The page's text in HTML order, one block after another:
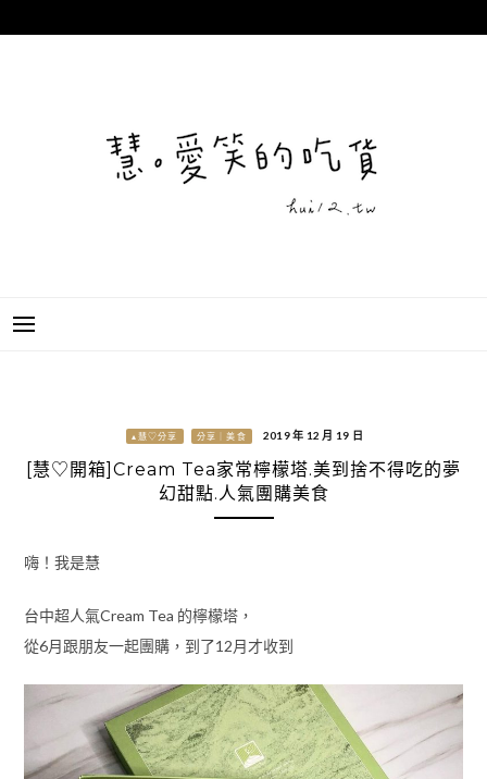
至
▴慧♡分享 分享｜美食 2019 年 12 月 19 日
[慧♡開箱]Cream Tea家常檸檬塔.美到捨不得吃的夢
幻甜點.人氣團購美食
嗨！我是慧
台中超人氣Cream Tea 的檸檬塔，
從6月跟朋友一起團購，到了12月才收到